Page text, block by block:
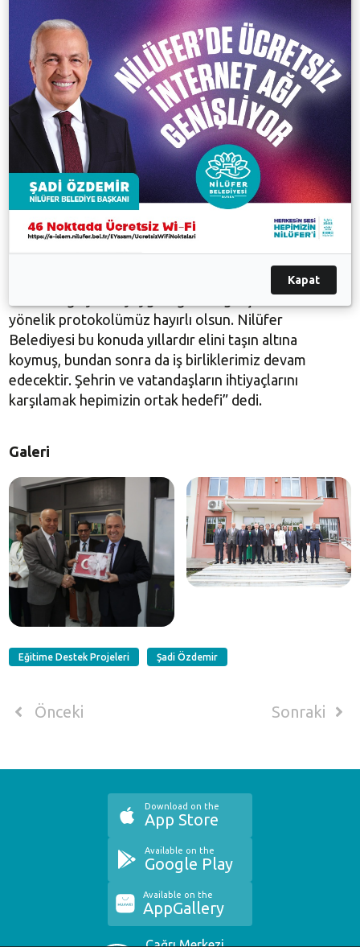
Tören sonunda açıklamalarda bulunan Başkan Şadi
Özdemir, Nilüfer Belediyesi’nin yıllardır istihdama
katkı sağlayacak çalışmalara imza attığına değinerek,
“Bu konuda emeği geçen geçmiş dönem
başkanlarımız ve katkı verenlere teşekkür ediyorum.
Bizim de desteğimiz sürecek. Vatandaşlarımızın
eğitimi ile nitelikli iş gücüne katkı sağlayacak bu tür
kursların önemini biliyoruz. Yıllardır çok önemli
sonuçlar elde edilmiş. Bizler de bu tür iş birlikleriyle
bu eğitimleri geliştirerek, daha iyi seviyelere
taşıyacağız” diye konuştu.
Nilüfer Kaymakamı Murat Süzen de, iş birliğinin
önemine dikkat çekerek, “Her yaştan kesime eğitim
imkânı sağlayacak yaygın eğitimin geliştirilmesine
yönelik protokolümüz hayırlı olsun. Nilüfer
Belediyesi bu konuda yıllardır elini taşın altına
koymuş, bundan sonra da iş birliklerimiz devam
edecektir. Şehrin ve vatandaşların ihtiyaçlarını
karşılamak hepimizin ortak hedefi” dedi.
Galeri
Eğitime Destek Projeleri Şadi Özdemir
Önceki Sonraki
Download on the
App Store
Available on the
Google Play
Available on the
AppGallery
Kapat